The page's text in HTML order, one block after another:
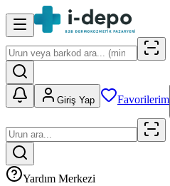
Giriş Yap Favorilerim
Yardım Merkezi